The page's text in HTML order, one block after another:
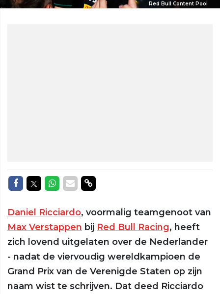
Red Bull Content Pool
Delen op Facebook
Delen op Twitter
Delen op Whatsapp
Delen via Mail
Delen via link
Daniel Ricciardo, voormalig teamgenoot van
Max Verstappen bij Red Bull Racing, heeft
zich lovend uitgelaten over de Nederlander
- nadat de viervoudig wereldkampioen de
Grand Prix van de Verenigde Staten op zijn
naam wist te schrijven. Dat deed Ricciardo